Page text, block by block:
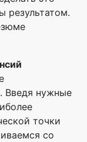
результатом.
Введя нужные
точки
со